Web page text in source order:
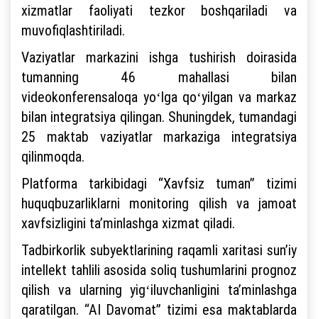
xizmatlar faoliyati tezkor boshqariladi va
muvofiqlashtiriladi.
Vaziyatlar markazini ishga tushirish doirasida
tumanning 46 mahallasi bilan
videokonferensaloqa yoʻlga qoʻyilgan va markaz
bilan integratsiya qilingan. Shuningdek, tumandagi
25 maktab vaziyatlar markaziga integratsiya
qilinmoqda.
Platforma tarkibidagi “Xavfsiz tuman” tizimi
huquqbuzarliklarni monitoring qilish va jamoat
xavfsizligini taʼminlashga xizmat qiladi.
Tadbirkorlik subyektlarining raqamli xaritasi sunʼiy
intellekt tahlili asosida soliq tushumlarini prognoz
qilish va ularning yigʻiluvchanligini taʼminlashga
qaratilgan. “AI Davomat” tizimi esa maktablarda